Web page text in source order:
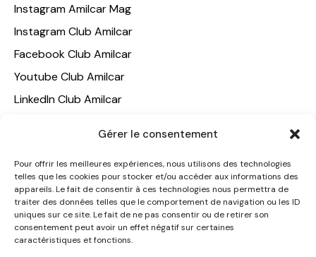
Gérer le consentement
Pour offrir les meilleures expériences, nous utilisons des technologies
telles que les cookies pour stocker et/ou accéder aux informations des
appareils. Le fait de consentir à ces technologies nous permettra de
traiter des données telles que le comportement de navigation ou les ID
uniques sur ce site. Le fait de ne pas consentir ou de retirer son
consentement peut avoir un effet négatif sur certaines
caractéristiques et fonctions.
Instagram Amilcar Mag
Instagram Club Amilcar
Facebook Club Amilcar
Youtube Club Amilcar
LinkedIn Club Amilcar
NOTRE GROUPE
ACCUEIL
AMILCAR TRAVEL CLUB
CLUB AMILCAR, Club d'affaires international
AGENCE MEDIANE
CONTACT